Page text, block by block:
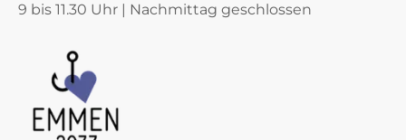
9 bis 11.30 Uhr | Nachmittag geschlossen
Verschiedene Informationen